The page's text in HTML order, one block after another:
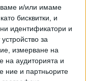
и/или имаме
бисквитки, и
идентификатори и
за
измерване на
на аудиторията и
ние и партньорите
премахва редица